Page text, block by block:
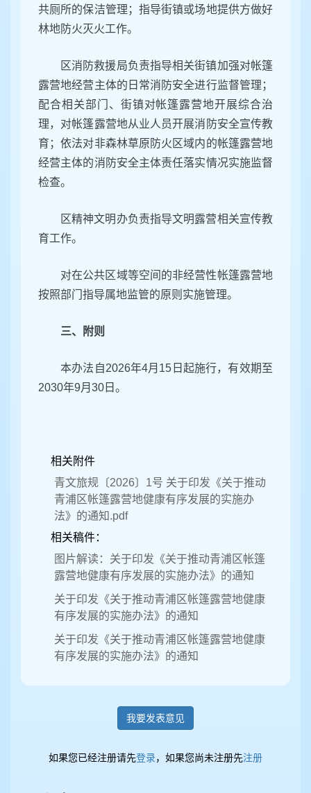
共厕所的保洁管理；指导街镇或场地提供方做好
林地防火灭火工作。
区消防救援局负责指导相关街镇加强对帐篷
露营地经营主体的日常消防安全进行监督管理；
配合相关部门、街镇对帐篷露营地开展综合治
理，对帐篷露营地从业人员开展消防安全宣传教
育；依法对非森林草原防火区域内的帐篷露营地
经营主体的消防安全主体责任落实情况实施监督
检查。
区精神文明办负责指导文明露营相关宣传教
育工作。
对在公共区域等空间的非经营性帐篷露营地
按照部门指导属地监管的原则实施管理。
三、附则
本办法自2026年4月15日起施行，有效期至
2030年9月30日。
相关附件
青文旅规〔2026〕1号 关于印发《关于推动
青浦区帐篷露营地健康有序发展的实施办
法》的通知.pdf
相关稿件：
图片解读：关于印发《关于推动青浦区帐篷
露营地健康有序发展的实施办法》的通知
关于印发《关于推动青浦区帐篷露营地健康
有序发展的实施办法》的通知
关于印发《关于推动青浦区帐篷露营地健康
有序发展的实施办法》的通知
我要发表意见
如果您已经注册请先登录，如果您尚未注册先注册